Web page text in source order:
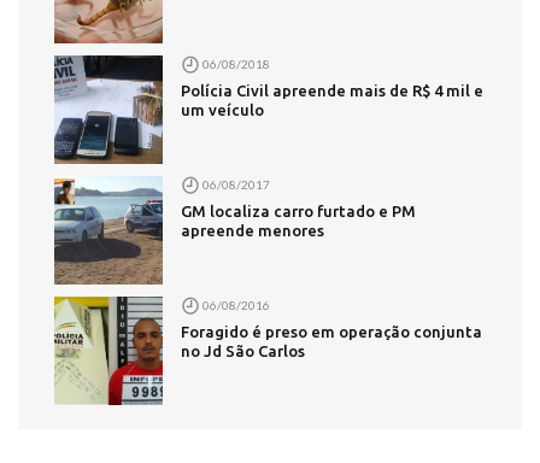
06/08/2018
Polícia Civil apreende mais de R$ 4 mil e
um veículo
06/08/2017
GM localiza carro furtado e PM
apreende menores
06/08/2016
Foragido é preso em operação conjunta
no Jd São Carlos